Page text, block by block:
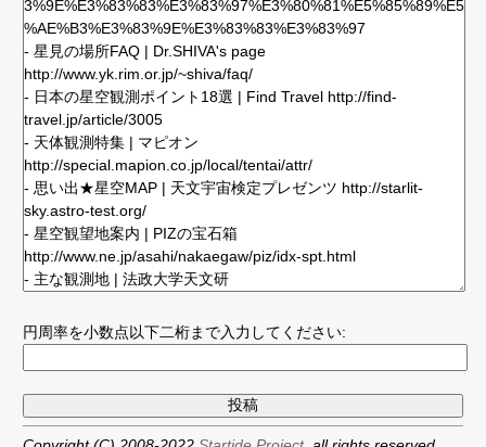
円周率を小数点以下二桁まで入力してください: